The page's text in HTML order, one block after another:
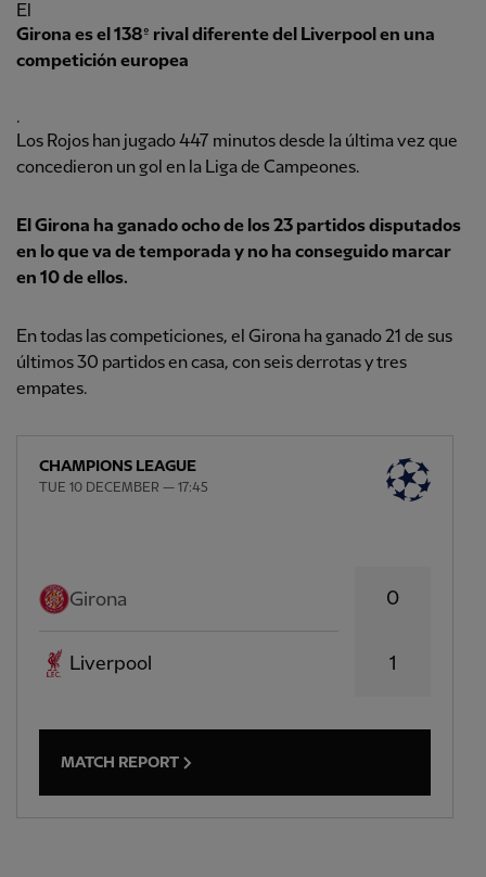
El
Girona es el 138º rival diferente del Liverpool en una
competición europea
.
Los Rojos han jugado 447 minutos desde la última vez que
concedieron un gol en la Liga de Campeones.
El Girona ha ganado ocho de los 23 partidos disputados
en lo que va de temporada y no ha conseguido marcar
en 10 de ellos.
En todas las competiciones, el Girona ha ganado 21 de sus
últimos 30 partidos en casa, con seis derrotas y tres
empates.
CHAMPIONS LEAGUE
TUE 10 DECEMBER — 17:45
Girona
Liverpool
0
1
MATCH REPORT